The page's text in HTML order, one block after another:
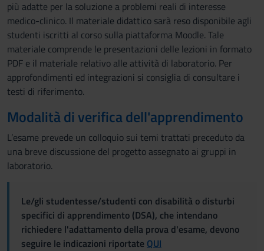
più adatte per la soluzione a problemi reali di interesse
medico-clinico. Il materiale didattico sarà reso disponibile agli
studenti iscritti al corso sulla piattaforma Moodle. Tale
materiale comprende le presentazioni delle lezioni in formato
PDF e il materiale relativo alle attività di laboratorio. Per
approfondimenti ed integrazioni si consiglia di consultare i
testi di riferimento.
Modalità di verifica dell'apprendimento
L’esame prevede un colloquio sui temi trattati preceduto da
una breve discussione del progetto assegnato ai gruppi in
laboratorio.
Le/gli studentesse/studenti con disabilità o disturbi
specifici di apprendimento (DSA), che intendano
richiedere l'adattamento della prova d'esame, devono
seguire le indicazioni riportate QUI